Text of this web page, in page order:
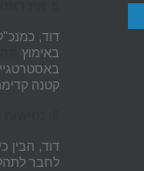
דוד,
באימוץ
קטנה
דוד, הבין
לחבר